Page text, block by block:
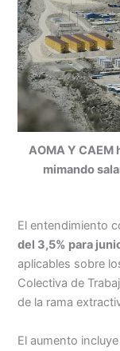
AOMA Y
mimando
El entendimiento
del 3,5% para
aplicables sobre
Colectiva de
de la rama
El aumento